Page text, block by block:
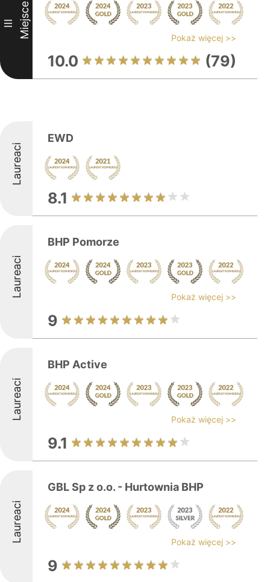
III Miejsce Pokaż więcej >>
10.0 (79)
Laureaci
EWD
8.1
Laureaci
BHP Pomorze
Pokaż więcej >>
9
Laureaci
BHP Active
Pokaż więcej >>
9.1
Laureaci
GBL Sp z o.o. - Hurtownia BHP
Pokaż więcej >>
9